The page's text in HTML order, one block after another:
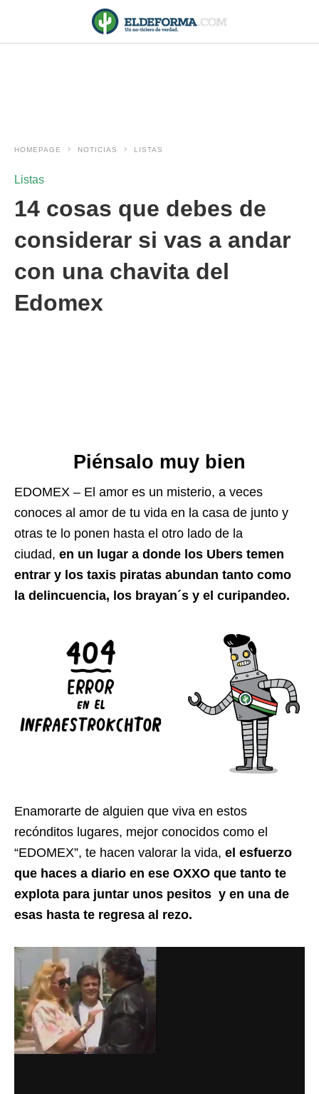
HOMEPAGE NOTICIAS LISTAS
Listas
14 cosas que debes de
considerar si vas a andar
con una chavita del
Edomex
Piénsalo muy bien
EDOMEX – El amor es un misterio, a veces
conoces al amor de tu vida en la casa de junto y
otras te lo ponen hasta el otro lado de la
ciudad, en un lugar a donde los Ubers temen
entrar y los taxis piratas abundan tanto como
la delincuencia, los brayan´s y el curipandeo.
Enamorarte de alguien que viva en estos
recónditos lugares, mejor conocidos como el
“EDOMEX”, te hacen valorar la vida, el esfuerzo
que haces a diario en ese OXXO que tanto te
explota para juntar unos pesitos y en una de
esas hasta te regresa al rezo.